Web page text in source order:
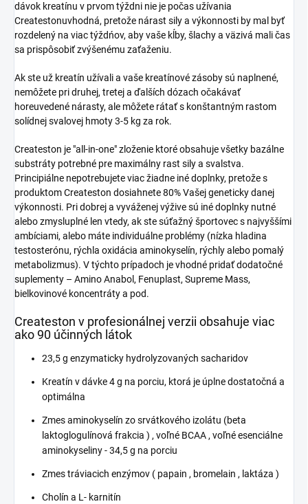
dávok kreatínu v prvom týždni nie je počas užívania
Createstonuvhodná, pretože nárast sily a výkonnosti by mal byť
rozdelený na viac týždńov, aby vaše kĺby, šlachy a väzivá mali čas
sa prispôsobiť zvýšenému zaťaženiu.
Ak ste už kreatín užívali a vaše kreatínové zásoby sú naplnené,
nemôžete pri druhej, tretej a ďalších dózach očakávať
horeuvedené nárasty, ale môžete rátať s konštantným rastom
solídnej svalovej hmoty 3-5 kg za rok.
Createston je "all-in-one" zloženie ktoré obsahuje všetky bazálne
substráty potrebné pre maximálny rast sily a svalstva.
Principiálne nepotrebujete viac žiadne iné doplnky, pretože s
produktom Createston dosiahnete 80% Vašej geneticky danej
výkonnosti. Pri dobrej a vyváženej výžive sú iné doplnky nutné
alebo zmysluplné len vtedy, ak ste súťažný športovec s najvyššími
ambíciami, alebo máte individuálne problémy (nízka hladina
testosterónu, rýchla oxidácia aminokyselín, rýchly alebo pomalý
metabolizmus). V týchto prípadoch je vhodné pridať dodatočné
suplementy – Amino Anabol, Fenuplast, Supreme Mass,
bielkovinové koncentráty a pod.
Createston v profesionálnej verzii obsahuje viac
ako 90 účinných látok
23,5 g enzymaticky hydrolyzovaných sacharidov
Kreatín v dávke 4 g na porciu, ktorá je úplne dostatočná a
optimálna
Zmes aminokyselín zo srvátkového izolátu (beta
laktoglogulínová frakcia ) , voľné BCAA , voľné esenciálne
aminokyseliny - 34,5 g na porciu
Zmes tráviacich enzýmov ( papain , bromelain , laktáza )
Cholín a L- karnitín